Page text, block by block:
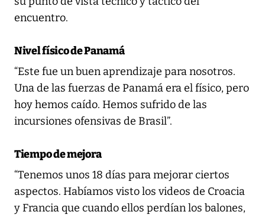
encuentro.
Nivel físico de Panamá
“Este fue un buen aprendizaje para nosotros.
Una de las fuerzas de Panamá era el físico, pero
hoy hemos caído. Hemos sufrido de las
incursiones ofensivas de Brasil”.
Tiempo de mejora
“Tenemos unos 18 días para mejorar ciertos
aspectos. Habíamos visto los videos de Croacia
y Francia que cuando ellos perdían los balones,